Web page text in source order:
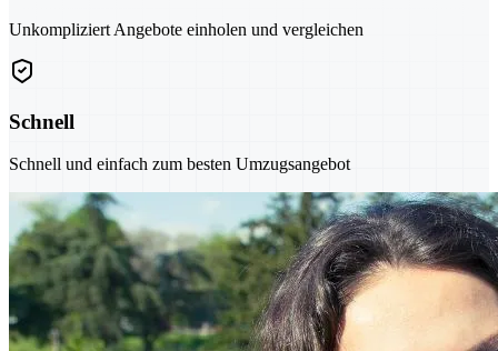
Unkompliziert Angebote einholen und vergleichen
Schnell
Schnell und einfach zum besten Umzugsangebot